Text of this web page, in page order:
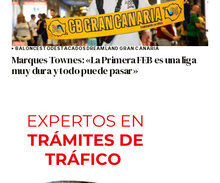
BALONCESTODESTACADOSDREAMLAND GRAN CANARIA
Marques Townes: «La Primera FEB es una liga
muy dura y todo puede pasar»